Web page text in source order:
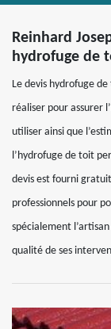
Reinhard
hydrofuge de
Le devis hydrofuge
réaliser pour assurer
utiliser ainsi que
l’hydrofuge de toit
devis est fourni
professionnels pour
spécialement
qualité de ses